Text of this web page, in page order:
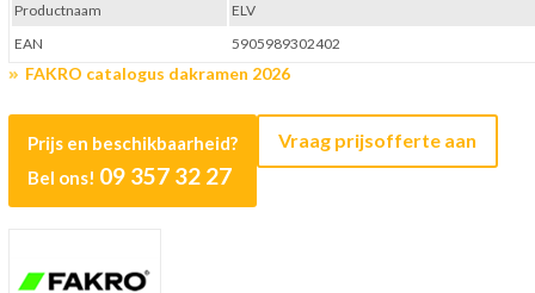
FAKRO catalogus dakramen 2026
Prijs en beschikbaarheid?
Bel ons! 09 357 32 27
Vraag prijsofferte aan
Productnaam
ELV
EAN
5905989302402